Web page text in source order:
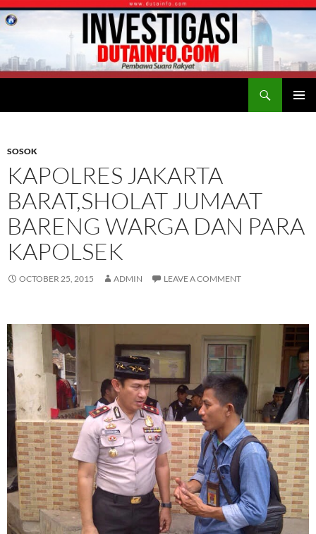
SOSOK
KAPOLRES JAKARTA
BARAT,SHOLAT JUMAAT
BARENG WARGA DAN PARA
KAPOLSEK
OCTOBER 25, 2015 ADMIN LEAVE A COMMENT